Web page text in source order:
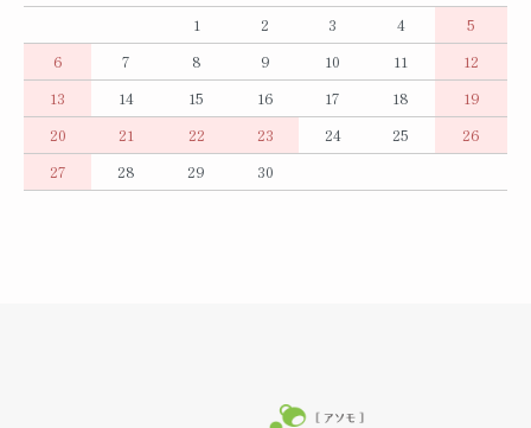
1
2 3 4
5
6
7 8 9 10 11
12
13
14 15 16 17 18
19
20
21 22 23 24 25
26
27
28 29 30